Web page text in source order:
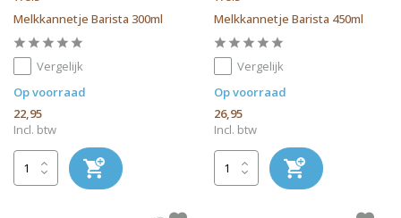
Melkkannetje Barista 300ml
Vergelijk
Op voorraad
22,95
Incl. btw
Melkkannetje Barista 450ml
Vergelijk
Op voorraad
26,95
Incl. btw